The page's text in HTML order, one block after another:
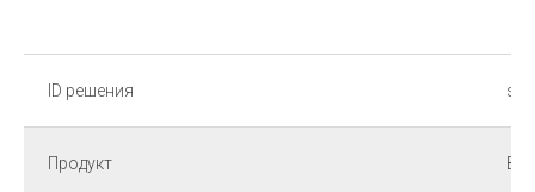
ID решения
Продукт Все